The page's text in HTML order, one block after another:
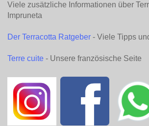
Viele zusätzliche Informationen über
Impruneta
Der Terracotta Ratgeber - Viele Tipps
Terre cuite - Unsere französische Seite